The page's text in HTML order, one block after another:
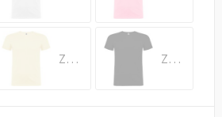
Zoetgeel Zwart